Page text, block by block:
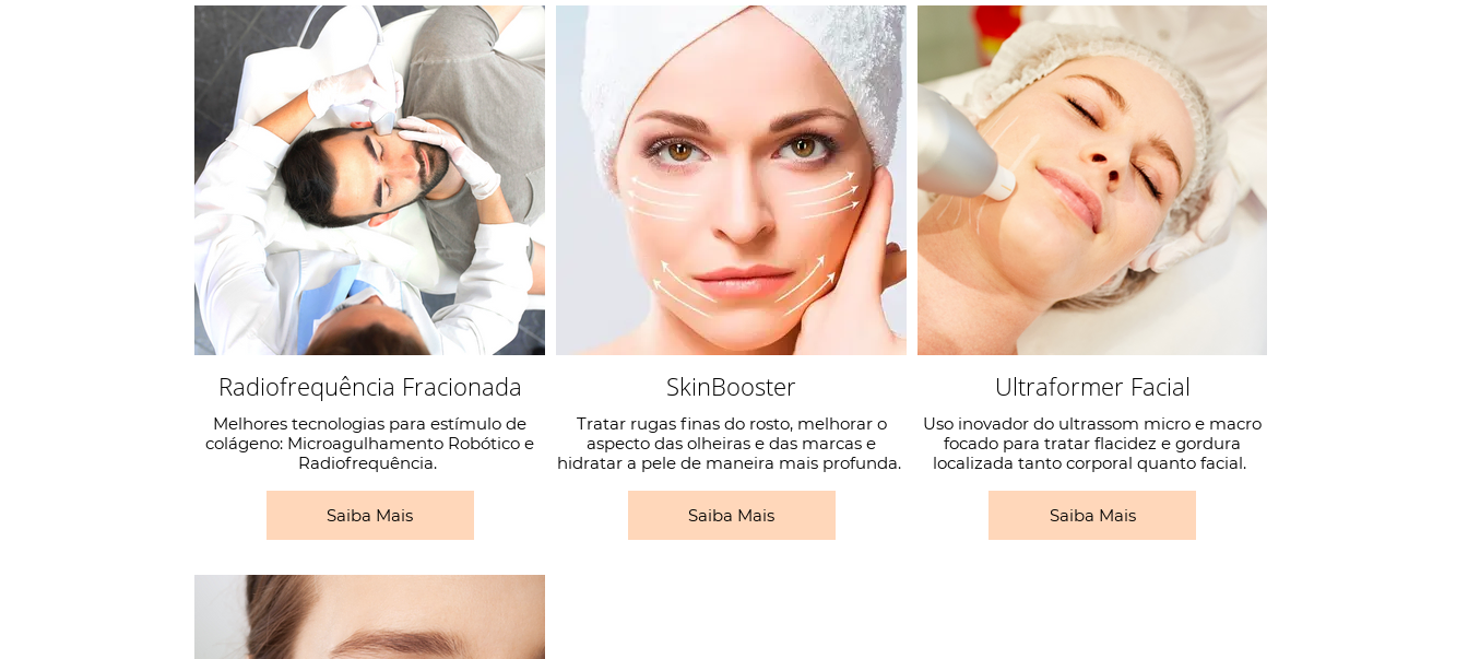
Saiba Mais
Radiofrequência Fracionada
Melhores tecnologias para estímulo de
colágeno: Microagulhamento Robótico e
Radiofrequência.
Saiba Mais
SkinBooster
Tratar rugas finas do rosto, melhorar o
aspecto das olheiras e das marcas e
hidratar a pele de maneira mais profunda.
Saiba Mais
Ultraformer Facial
Uso inovador do ultrassom micro e macro
focado para tratar flacidez e gordura
localizada tanto corporal quanto facial.
Saiba Mais